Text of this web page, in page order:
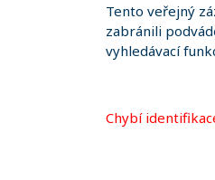
Tento veřejný
zabránili
vyhledávací
Chybí